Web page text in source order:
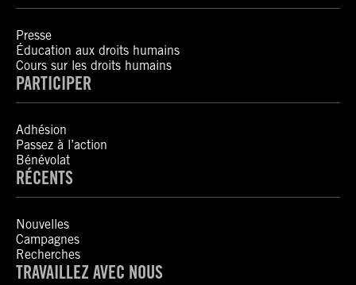
Presse
Éducation aux droits humains
Cours sur les droits humains
PARTICIPER
Adhésion
Passez à l’action
Bénévolat
RÉCENTS
Nouvelles
Campagnes
Recherches
TRAVAILLEZ AVEC NOUS